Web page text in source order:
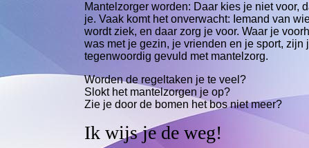
Mantelzorger worden: Daar kies je niet voor,
je. Vaak komt het onverwacht: Iemand van
wordt ziek, en daar zorg je voor. Waar je
was met je gezin, je vrienden en je sport, zijn
tegenwoordig gevuld met mantelzorg.
Worden de regeltaken je te veel?
Slokt het mantelzorgen je op?
Zie je door de bomen het bos niet meer?
Ik wijs je de weg!